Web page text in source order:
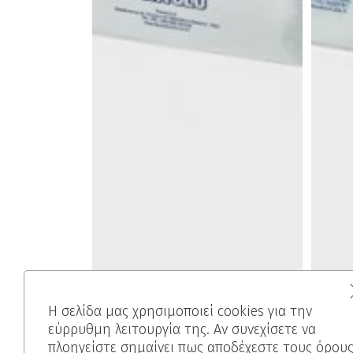
Η σελίδα μας χρησιμοποιεί cookies για την
εύρρυθμη λειτουργία της. Αν συνεχίσετε να
πλοηγείστε σημαίνει πως αποδέχεστε τους όρους